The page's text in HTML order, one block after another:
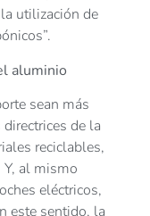
utilización de
aluminio
sean más
de la
reciclables,
al mismo
eléctricos,
este sentido, la